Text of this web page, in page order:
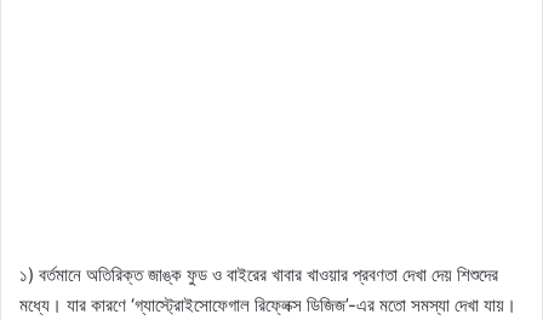
১) বর্তমানে অতিরিক্ত জাঙ্ক ফুড ও বাইরের খাবার খাওয়ার প্রবণতা দেখা দেয় শিশুদের
মধ্যে। যার কারণে ‘গ্যাস্ট্রোইসোফেগাল রিফ্লেক্স ডিজিজ’-এর মতো সমস্যা দেখা যায়।